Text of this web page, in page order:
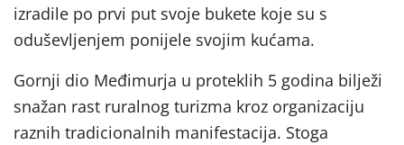
izradile po prvi put svoje bukete koje su s
oduševljenjem ponijele svojim kućama.
Gornji dio Međimurja u proteklih 5 godina bilježi
snažan rast ruralnog turizma kroz organizaciju
raznih tradicionalnih manifestacija. Stoga